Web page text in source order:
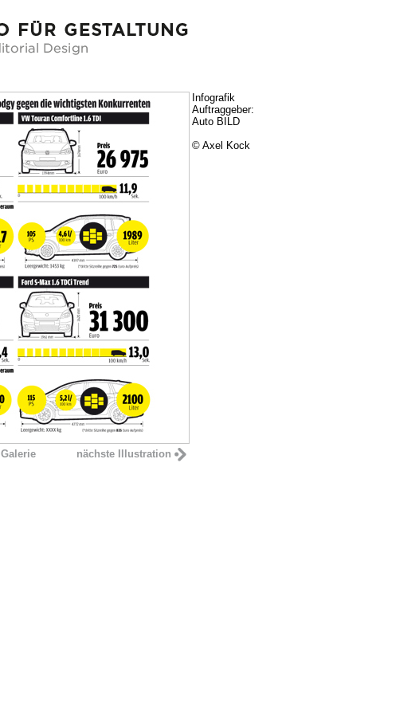
Galerie nächste Illustration
Infografik
Auftraggeber:
Auto BILD
© Axel Kock